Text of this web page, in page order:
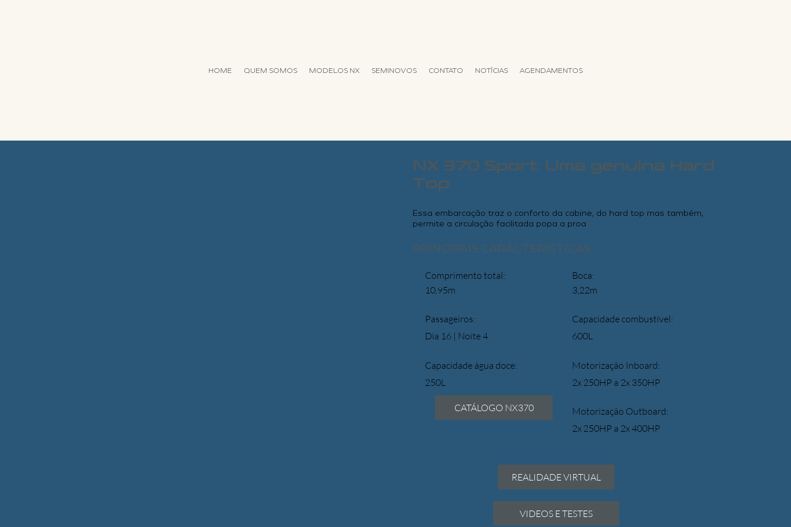
HOME QUEM SOMOS MODELOS NX SEMINOVOS CONTATO NOTÍCIAS AGENDAMENTOS
NX 370 Sport: Uma genuína Hard
Top
Essa embarcação traz o conforto da cabine, do hard top mas também,
permite a circulação facilitada popa a proa
PRINCIPAIS CARACTERÍSTICAS
Comprimento total:
10,95m
Passageiros:
Dia 16 | Noite 4
Capacidade água doce:
250L
CATÁLOGO NX370
Motorização Outboard:
2x 250HP a 2x 400HP
Motorização Inboard:
2x 250HP a 2x 350HP
Capacidade combustível:
600L
Boca:
3,22m
REALIDADE VIRTUAL
VIDEOS E TESTES